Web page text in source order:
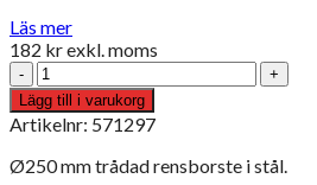
Läs mer
182 krexkl. moms
Rensborste
Trådad
Stål
Ø250
mm
Lägg till i varukorg
Artikelnr: 571297
Ø250 mm trådad rensborste i stål.